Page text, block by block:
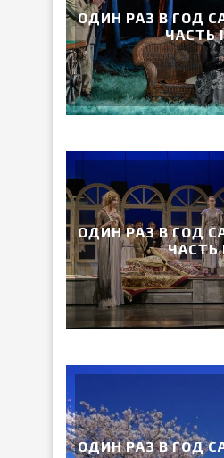
ОДИН РАЗ В ГОД
ЧАСТЬ
ОДИН РАЗ В ГОД
ЧАСТЬ
ОДИН РАЗ В ГОД